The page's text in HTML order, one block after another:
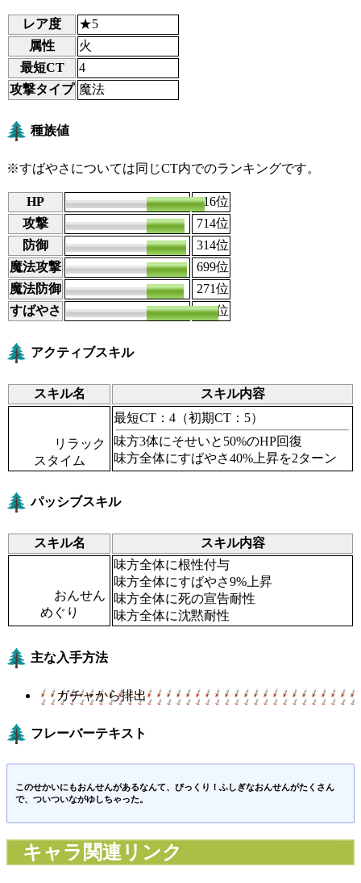
レア度
★5
属性
火
最短CT
4
攻撃タイプ 魔法
種族値
※すばやさについては同じCT内でのランキングです。
HP 135 116位
攻撃
88 714位
防御
102 314位
魔法攻撃
90 699位
魔法防御
105 271位
すばやさ
120 123位
アクティブスキル
スキル名 スキル内容
リラック
スタイム
最短CT：4 （初期CT：5）
味方3体にそせいと50%のHP回復
味方全体にすばやさ40%上昇を2ターン
パッシブスキル
スキル名 スキル内容
おんせん
めぐり
味方全体に根性付与
味方全体にすばやさ9%上昇
味方全体に死の宣告耐性
味方全体に沈黙耐性
主な入手方法
ガチャから排出
フレーバーテキスト
このせかいにもおんせんがあるなんて、びっくり！ふしぎなおんせんがたくさん
で、ついついながゆしちゃった。
キャラ関連リンク